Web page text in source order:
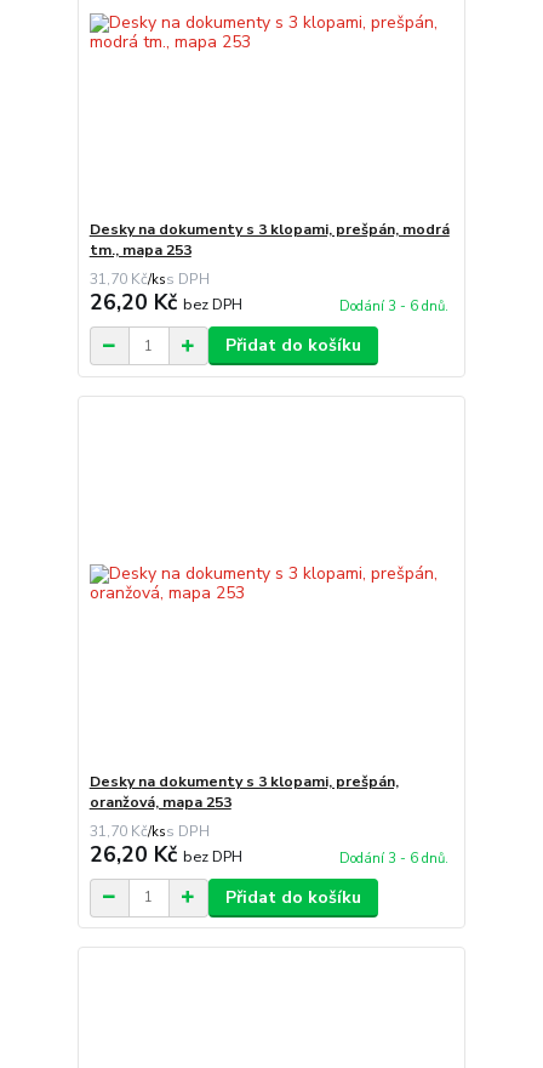
Desky na dokumenty s 3 klopami, prešpán, modrá
tm., mapa 253
31,70 Kč/ks
26,20 Kč bez DPH Dodání 3 - 6 dnů.
Přidat do košíku
Desky na dokumenty s 3 klopami, prešpán,
oranžová, mapa 253
31,70 Kč/ks
26,20 Kč bez DPH Dodání 3 - 6 dnů.
Přidat do košíku